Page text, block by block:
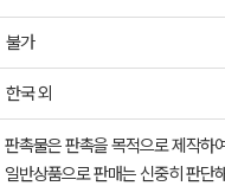
불가
한국 외
판촉물은 판촉을 목적으로 제작하
일반상품으로 판매는 신중히 판단